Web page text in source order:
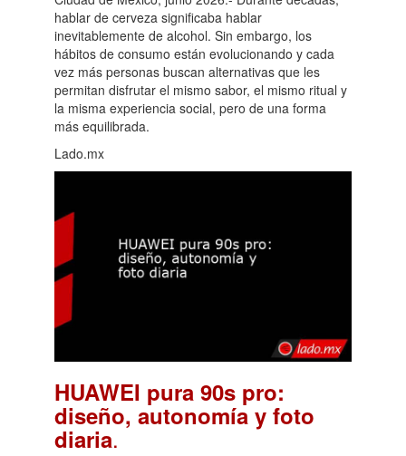
hablar de cerveza significaba hablar
inevitablemente de alcohol. Sin embargo, los
hábitos de consumo están evolucionando y cada
vez más personas buscan alternativas que les
permitan disfrutar el mismo sabor, el mismo ritual y
la misma experiencia social, pero de una forma
más equilibrada.
Lado.mx
HUAWEI pura 90s pro:
diseño, autonomía y foto
diaria.